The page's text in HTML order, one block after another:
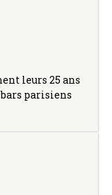
leurs 25 ans
parisiens